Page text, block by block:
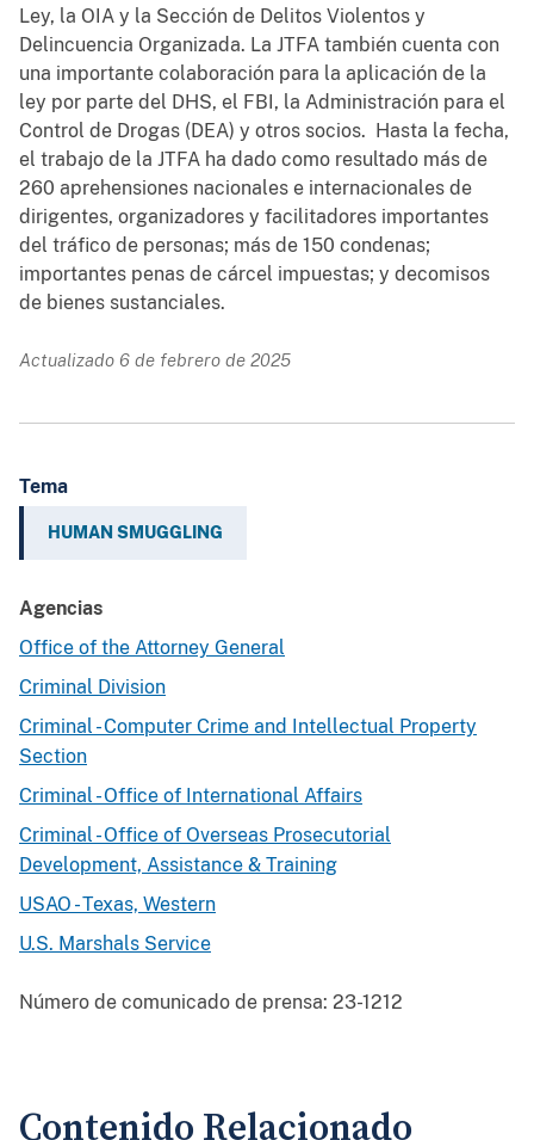
Ley, la OIA y la Sección de Delitos Violentos y
Delincuencia Organizada. La JTFA también cuenta con
una importante colaboración para la aplicación de la
ley por parte del DHS, el FBI, la Administración para el
Control de Drogas (DEA) y otros socios. Hasta la fecha,
el trabajo de la JTFA ha dado como resultado más de
260 aprehensiones nacionales e internacionales de
dirigentes, organizadores y facilitadores importantes
del tráfico de personas; más de 150 condenas;
importantes penas de cárcel impuestas; y decomisos
de bienes sustanciales.
Actualizado 6 de febrero de 2025
Tema
HUMAN SMUGGLING
Agencias
Office of the Attorney General
Criminal Division
Criminal - Computer Crime and Intellectual Property
Section
Criminal - Office of International Affairs
Criminal - Office of Overseas Prosecutorial
Development, Assistance & Training
USAO - Texas, Western
U.S. Marshals Service
Número de comunicado de prensa: 23-1212
Contenido Relacionado